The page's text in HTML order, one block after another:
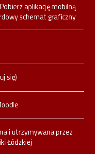
+ f
Pobierz aplikację mobilną
schemat graficzny
się)
i utrzymywana przez
Łódzkiej